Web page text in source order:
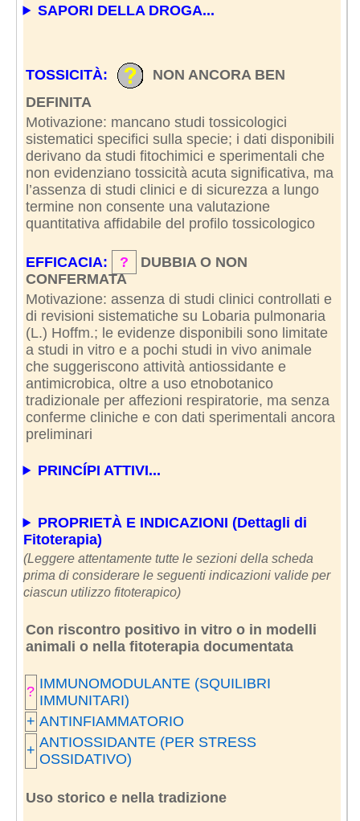
SAPORI DELLA DROGA...
TOSSICITÀ:
NON ANCORA BEN
DEFINITA
Motivazione: mancano studi tossicologici
sistematici specifici sulla specie; i dati disponibili
derivano da studi fitochimici e sperimentali che
non evidenziano tossicità acuta significativa, ma
l’assenza di studi clinici e di sicurezza a lungo
termine non consente una valutazione
quantitativa affidabile del profilo tossicologico
EFFICACIA: ?
DUBBIA O NON
CONFERMATA
Motivazione: assenza di studi clinici controllati e
di revisioni sistematiche su Lobaria pulmonaria
(L.) Hoffm.; le evidenze disponibili sono limitate
a studi in vitro e a pochi studi in vivo animale
che suggeriscono attività antiossidante e
antimicrobica, oltre a uso etnobotanico
tradizionale per affezioni respiratorie, ma senza
conferme cliniche e con dati sperimentali ancora
preliminari
PRINCÍPI ATTIVI...
PROPRIETÀ E INDICAZIONI (Dettagli di
Fitoterapia)
(Leggere attentamente tutte le sezioni della scheda
prima di considerare le seguenti indicazioni valide per
ciascun utilizzo fitoterapico)
Con riscontro positivo in vitro o in modelli
animali o nella fitoterapia documentata
? IMMUNOMODULANTE (SQUILIBRI
IMMUNITARI)
+ ANTINFIAMMATORIO
+ ANTIOSSIDANTE (PER STRESS
OSSIDATIVO)
Uso storico e nella tradizione